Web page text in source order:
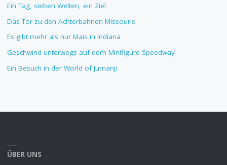
Ein Tag, sieben Welten, ein Ziel
Das Tor zu den Achterbahnen Missouris
Es gibt mehr als nur Mais in Indiana
Geschwind unterwegs auf dem Minifigure Speedway
Ein Besuch in der World of Jumanji
ÜBER UNS